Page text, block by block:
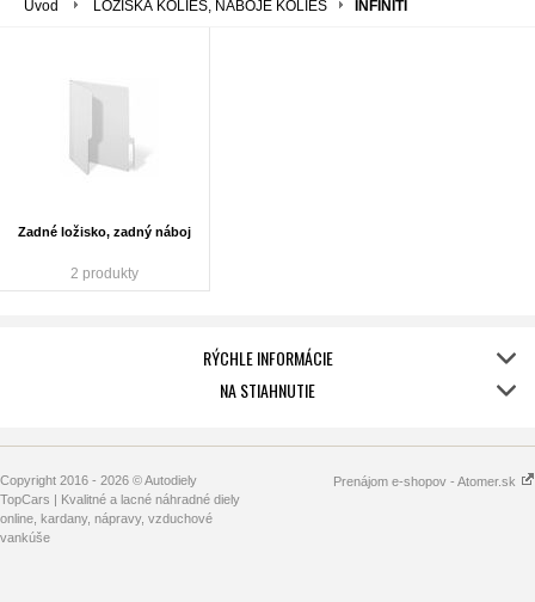
Úvod LOŽISKÁ KOLIES, NÁBOJE KOLIES INFINITI
Zadné ložisko, zadný náboj
2 produkty
RÝCHLE INFORMÁCIE
NA STIAHNUTIE
Copyright 2016 - 2026 © Autodiely
TopCars | Kvalitné a lacné náhradné diely
online, kardany, nápravy, vzduchové
vankúše
Prenájom e-shopov - Atomer.sk